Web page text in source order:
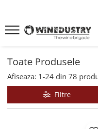
Toate Produsele
Afiseaza: 1-24 din 78
Filtre